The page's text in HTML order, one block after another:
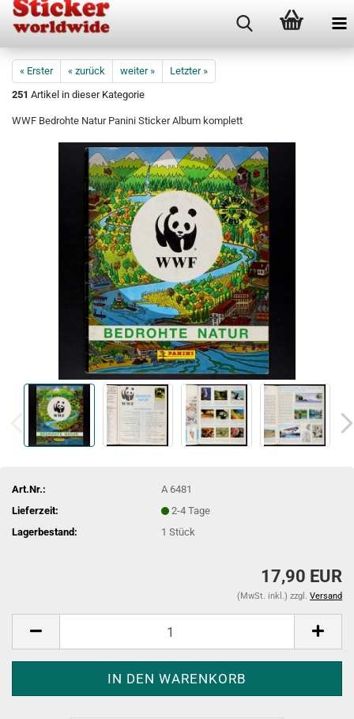
« Erster « zurück weiter »
Letzter »
251 Artikel in dieser Kategorie
WWF Bedrohte Natur Panini Sticker Album komplett
Art.Nr.:
A 6481
Lieferzeit:
2-4 Tage
Lagerbestand:
1Stück
17,90 EUR
(MwSt. inkl.) zzgl. Versand